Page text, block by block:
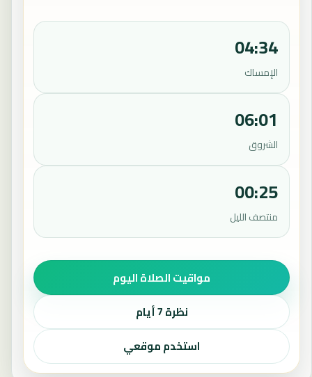
04:34
الإمساك
06:01
الشروق
00:25
منتصف الليل
مواقيت الصلاة اليوم
نظرة 7 أيام
استخدم موقعي